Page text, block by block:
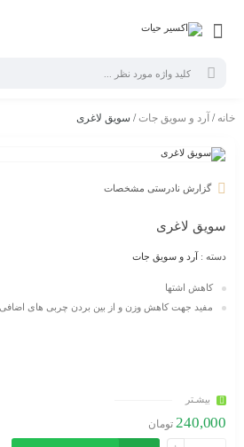
خانه / آرد و سویق جات / سویق لاغری
گزارش نادرستی مشخصات
سویق لاغری
دسته : آرد و سویق جات
کاهش اشتها
مفید جهت کاهش وزن و از بین بردن چربی های
بیشـتر
240,000 تومان